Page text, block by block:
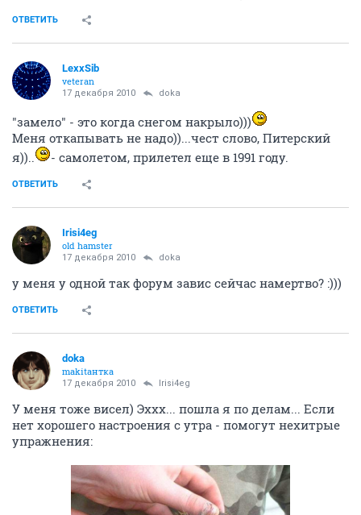
ОТВЕТИТЬ
LexxSib
veteran
17 декабря 2010 doka
"замело" - это когда снегом накрыло)))
Меня откапывать не надо))...чест слово, Питерский
я))..
- самолетом, прилетел еще в 1991 году.
ОТВЕТИТЬ
Irisi4eg
old hamster
17 декабря 2010 doka
у меня у одной так форум завис сейчас намертво? :)))
ОТВЕТИТЬ
doka
makitaнтка
17 декабря 2010 Irisi4eg
У меня тоже висел) Эххх... пошла я по делам... Если
нет хорошего настроения с утра - помогут нехитрые
упражнения: